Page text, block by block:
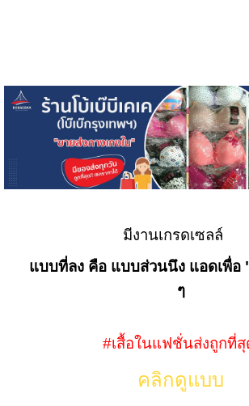
มีงานเกรดเซลล์
แบบที่ลง คือ แบบส่วนนึง แอดเพื่อ
ๆ
#เสื้อในแฟชั่นส่งถูกที่สุ
คลิกดูแบบ